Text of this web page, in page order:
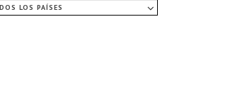
LOS PAÍSES